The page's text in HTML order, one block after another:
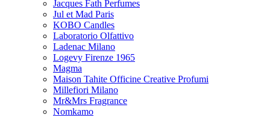
Jacques Fath Perfumes
Jul et Mad Paris
KOBO Candles
Laboratorio Olfattivo
Ladenac Milano
Logevy Firenze 1965
Magma
Maison Tahite Officine Creative Profumi
Millefiori Milano
Mr&Mrs Fragrance
Nomkamo